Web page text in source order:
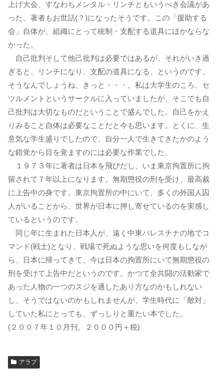
上げ大会、すなわちメンタル・リンチともいうべき会議があ
った。著者もお世話(？)になったそうです。この「援助する
会」自体が、組織にとって統制・支配する道具にほかならな
かった。
自己批判そして他己批判は必要ではあるが、それがいき過
ぎると、リンチになり、支配の道具になる、というのです。
そうなんでしょうね、きっと・・・。私は大学生のころ、セ
ツルメントというサークルに入っていましたが、そこでも自
己批判は大切なものだということで盛んでした。自己をかえ
りみること自体は必要なことだと今も思います。とくに、生
意気な学生盛りでしたので、自分一人で生きてきたかのよう
な錯覚から目を覚ますのには必要な作業でした。
１９７３年に著者は日本を飛びだし、いま東京拘置所に拘
留されて７年以上になります。無期懲役の刑を受け、最高裁
に上告中の身です。東京拘置所の中にいて、多くの外国人囚
人がいることから、世界が日本に押し寄せているのを実感し
ているというのです。
同じ年に生まれた日本人が、遠く中東パレスチナの地でコ
マンド(戦士)となり、戦場で死ぬような思いを何度もしなが
ら、日本に帰ってきて、今は日本の拘置所にいて無期懲役の
刑を受けて上告中だというのです。かつて全共闘の活動家で
あった人物の一つのスジを通したあり方なのかもしれない
し、そうではないのかもしれませんが、学生時代に「敵対」
していた私にとっても、ずっしりと重たい本でした。
(２００７年１０月刊。２０００円＋税)
アラブ